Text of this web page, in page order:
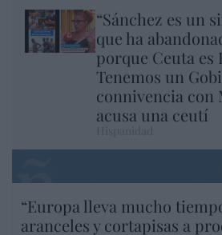
“Sánchez es un
que ha
porque Ceuta es
Tenemos un
connivencia con
acusa una ceutí
“Europa lleva mucho
aranceles y cortapisas a